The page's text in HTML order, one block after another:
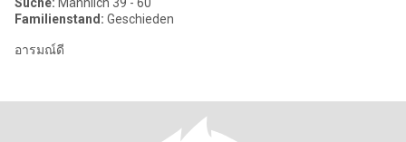
Familienstand: Geschieden
อารมณ์ดี